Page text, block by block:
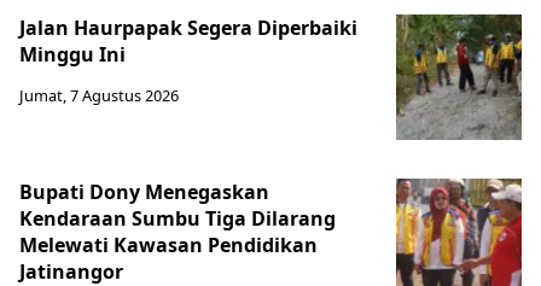
Jalan Haurpapak Segera Diperbaiki
Minggu Ini
Jumat, 7 Agustus 2026
Bupati Dony Menegaskan
Kendaraan Sumbu Tiga Dilarang
Melewati Kawasan Pendidikan
Jatinangor